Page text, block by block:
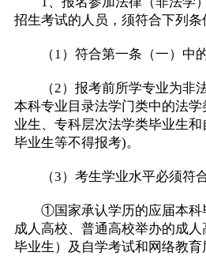
招生考试的人员，须符合下列条
（1）符合第一条（一）中的
（2）报考前所学专业为非
本科专业目录法学门类中的法
业生、专科层次法学类毕业生
毕业生等不得报考)。
（3）考生学业水平必须符合
①国家承认学历的应届本科毕
成人高校、普通高校举办的成
毕业生）及自学考试和网络教